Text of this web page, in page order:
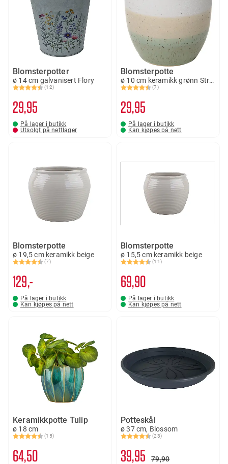
Blomsterpotter
ø 14 cm galvanisert Flory
Karakter:
(12)
4.8 av 5 mulige
29 95
På lager i butikk
Utsolgt på nettlager
Blomsterpotte
ø 10 cm keramikk grønn Stripe
Karakter:
(7)
4.7 av 5 mulige
29 95
På lager i butikk
Kan kjøpes på nett
Blomsterpotte
ø 19,5 cm keramikk beige
Karakter:
(7)
4.9 av 5 mulige
129,-
På lager i butikk
Kan kjøpes på nett
Blomsterpotte
ø 15,5 cm keramikk beige
Karakter:
(11)
4.6 av 5 mulige
69 90
På lager i butikk
Kan kjøpes på nett
Keramikkpotte Tulip
ø 18 cm
Karakter:
(15)
4.7 av 5 mulige
6450
Potteskål
ø 37 cm, Blossom
Karakter:
(23)
4.8 av 5 mulige
39 95 79 90